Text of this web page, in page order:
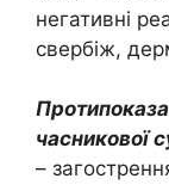
негативні
свербіж,
часникової
–